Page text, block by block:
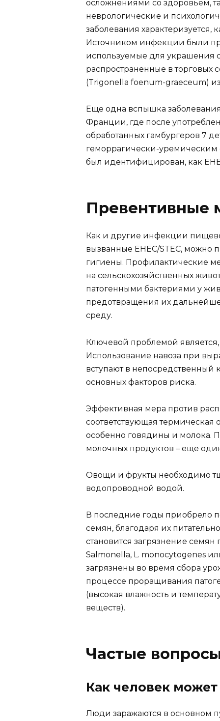
осложнениями со здоровьем,
неврологические и
заболевания характеризуется,
Источником инфекции были
используемые для украшения
распространенные в торговых
(Trigonella foenum-graeceum)
Еще одна вспышка
Франции, где после
обработанных гамбургеров 7
геморрагически-
был идентифицирован, как
Превентивные
Как и другие инфекции
вызванные EHEC/STEC, можно
гигиены. Профилактические
на сельскохозяйственных
патогенными бактериями у
предотвращения их
среду.
Ключевой проблемой
Использование навоза при
вступают в непосредственный
основных факторов риска.
Эффективная мера против
соответствующая термическая
особенно говядины и молока.
молочных продуктов – еще
Овощи и фрукты необходимо
водопроводной водой.
В последние годы приобрело
семян, благодаря их
становится загрязнение
Salmonella, L. monocytogenes
загрязнены во время сбора
процессе проращивания
(высокая влажность и
веществ).
Частые
Как человек может
Люди заражаются в основном